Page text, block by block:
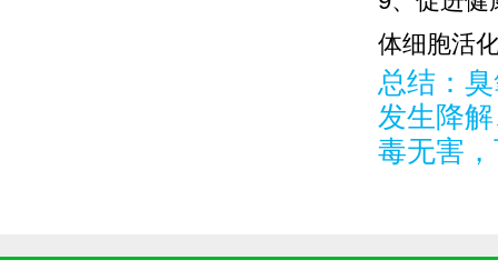
体细胞活
总结：
发生降
毒无害